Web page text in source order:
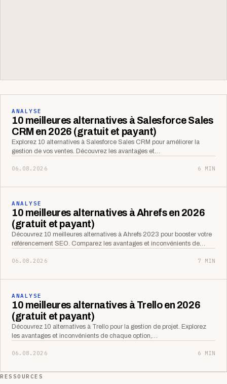
ANALYSE
10 meilleures alternatives à Salesforce Sales
CRM en 2026 (gratuit et payant)
Explorez 10 alternatives à Salesforce Sales CRM pour améliorer la
gestion de vos ventes. Découvrez les avantages et…
06.08.2026 6 MIN
ANALYSE
10 meilleures alternatives à Ahrefs en 2026
(gratuit et payant)
Découvrez 10 meilleures alternatives à Ahrefs 2023 pour booster votre
référencement SEO. Comparez les avantages et inconvénients de…
06.08.2026 7 MIN
ANALYSE
10 meilleures alternatives à Trello en 2026
(gratuit et payant)
Découvrez 10 alternatives à Trello pour la gestion de projet. Explorez
les avantages et inconvénients de chaque option,…
06.08.2026 6 MIN
RESSOURCES